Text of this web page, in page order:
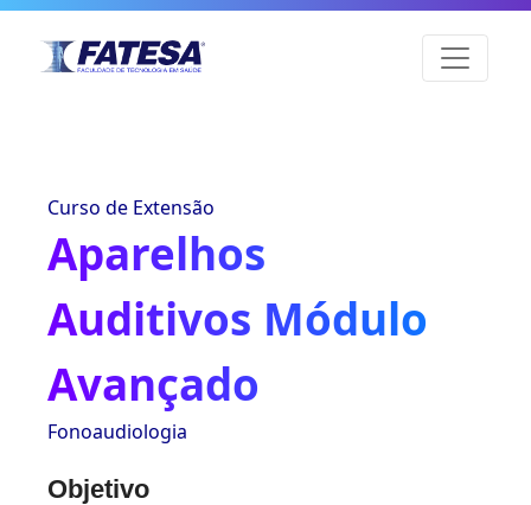
Curso de Extensão
Aparelhos
Auditivos Módulo
Avançado
Fonoaudiologia
Objetivo